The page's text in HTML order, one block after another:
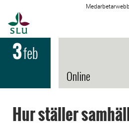
3feb
Online
Hur ställer